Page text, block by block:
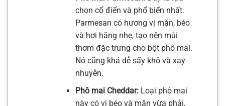
chọn cổ điển và phổ biến nhất.
Parmesan có hương vị mặn, béo
và hơi hăng nhẹ, tạo nên mùi
thơm đặc trưng cho bột phô mai.
Nó cũng khá dễ sấy khô và xay
nhuyễn.
Phô mai Cheddar:Loại phô mai
này có vị béo và mặn vừa phải,